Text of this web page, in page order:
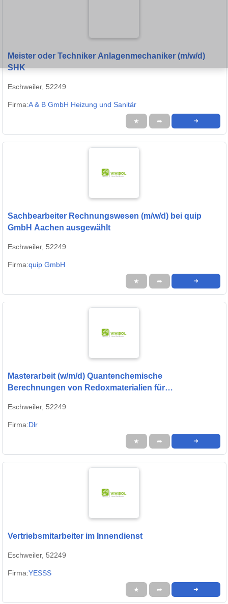
Meister oder Techniker Anlagenmechaniker (m/w/d)
SHK
Eschweiler, 52249
Firma:A & B GmbH Heizung und Sanitär
★ ➦ ➜
Sachbearbeiter Rechnungswesen (m/w/d) bei quip
GmbH Aachen ausgewählt
Eschweiler, 52249
Firma:quip GmbH
★ ➦ ➜
Masterarbeit (w/m/d) Quantenchemische
Berechnungen von Redoxmaterialien für
Eschweiler, 52249
Firma:Dlr
★ ➦ ➜
Vertriebsmitarbeiter im Innendienst
Eschweiler, 52249
Firma:YESSS
★ ➦ ➜